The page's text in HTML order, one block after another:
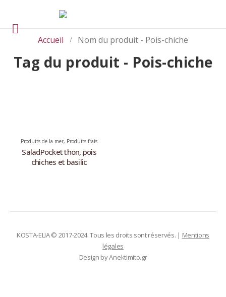
Accueil Nom du produit - Pois-chiche
Tag du produit - Pois-chiche
Produits de la mer, Produits frais
SaladPocket thon, pois
chiches et basilic
KOSTA-ELIA © 2017-2024. Tous les droits sont réservés. | Mentions
légales
Design byAnektimito.gr